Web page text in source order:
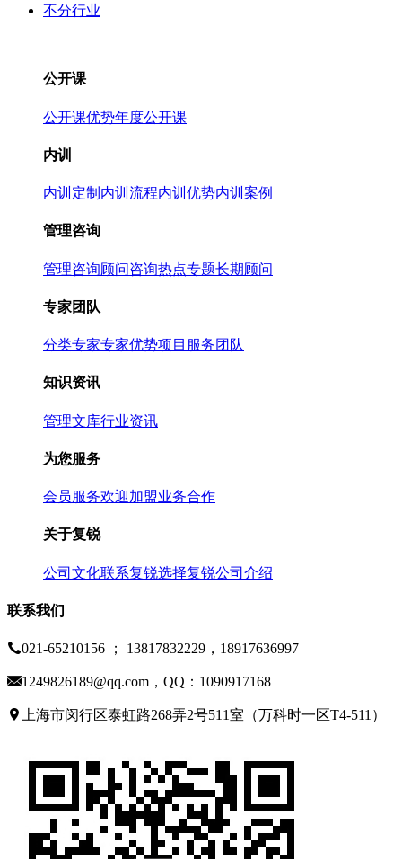
不分行业
公开课
公开课优势年度公开课
内训
内训定制 内训流程内训优势内训案例
管理咨询
管理咨询顾问咨询热点专题长期顾问
专家团队
分类专家专家优势项目服务团队
知识资讯
管理文库行业资讯
为您服务
会员服务欢迎加盟业务合作
关于复锐
公司文化联系复锐选择复锐公司介绍
联系我们
021-65210156 ； 13817832229，18917636997
1249826189@qq.com，QQ：1090917168
上海市闵行区泰虹路268弄2号511室（万科时一区T4-511）